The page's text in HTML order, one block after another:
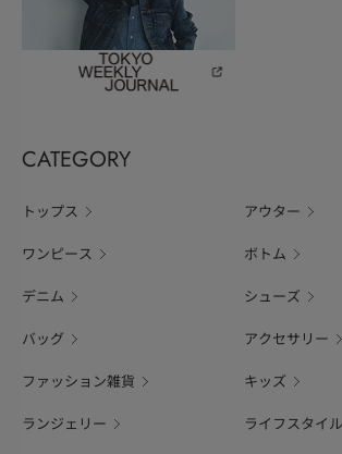
CATEGORY
トップス アウター
ワンピース ボトム
デニム シューズ
バッグ アクセサリー
ファッション雑貨 キッズ
ランジェリー ライフスタイル